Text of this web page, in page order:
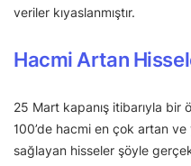
veriler kıyaslanmıştır.
Hacmi Artan
25 Mart kapanış itibarıyla bir
100’de hacmi en çok artan ve
sağlayan hisseler şöyle